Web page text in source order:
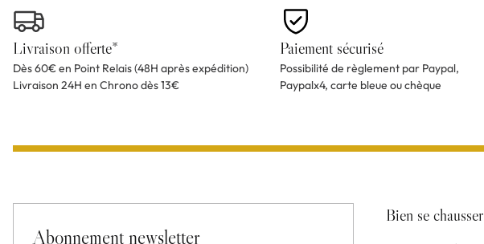
Livraison offerte*
Dès 60€ en Point Relais (48H après expédition)
Livraison 24H en Chrono dès 13€
Paiement sécurisé
Possibilité de règlement par Paypal,
Paypalx4, carte bleue ou chèque
Abonnement newsletter
Bien se chausser